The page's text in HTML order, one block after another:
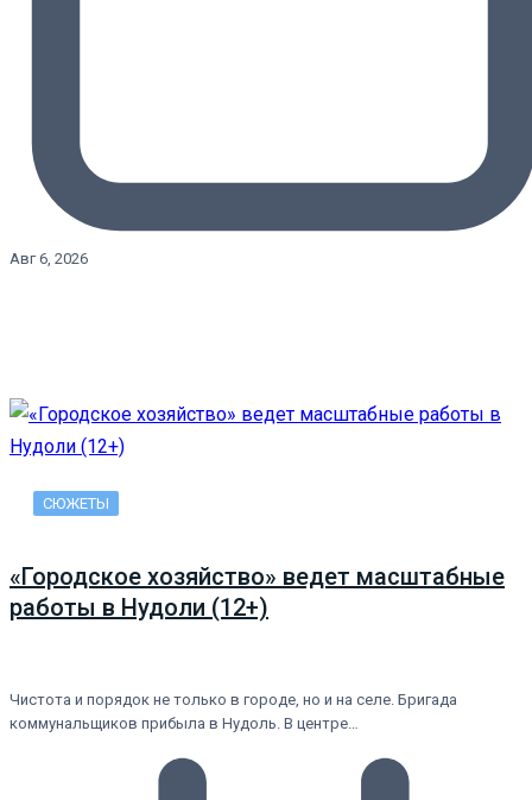
Авг 6, 2026
СЮЖЕТЫ
«Городское хозяйство» ведет масштабные
работы в Нудоли (12+)
Чистота и порядок не только в городе, но и на селе. Бригада
коммунальщиков прибыла в Нудоль. В центре…